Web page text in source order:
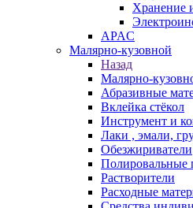
Хранение
APAC
Малярно-кузовной
Назад
Малярно-
Абразивные
Вклейка стёкол
Инструмент и
Лаки , эмали,
Обезжириватели
Полировальные
Растворители
Расходные